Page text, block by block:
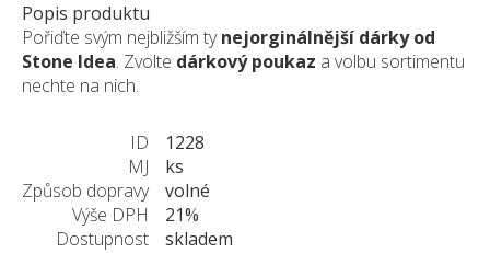
Creative Floor
Terazzo
Doplňkový sortiment
KAMENNÉ DLAŽBY, OBKLADY
MLATOVÉ POVRCHY
ZAKÁZKY NA MÍRU
Popis produktu
Pořiďte svým nejbližším tynejorginálnější dárky od
Stone Idea. Zvolte dárkový poukaz a volbu sortimentu
nechte na nich.
ID
1228
MJ
ks
Způsob dopravy
volné
Výše DPH
21%
Dostupnost
skladem